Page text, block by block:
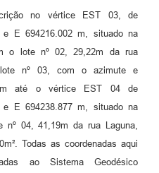
no vértice EST 03, de
e E 694216.002 m, situado na
o lote nº 02, 29,22m da rua
lote nº 03, com o azimute e
até o vértice EST 04 de
e E 694238.877 m, situado na
04, 41,19m da rua Laguna,
Todas as coordenadas aqui
ao Sistema Geodésico